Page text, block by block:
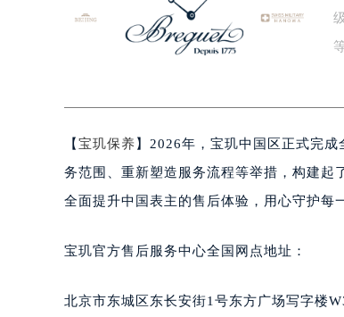
盐城市盐都区世纪大道5号
泰州市海陵区永定东路399
绍兴市越城区胜利东路379
嘉兴市南湖区广益路705号
南昌市红谷滩新区红谷中大
广州市天河区天河路230号
深圳市罗湖区深南东路
【 宝玑保养 】2026年，宝玑中国区正式完
务范围、重新塑造服务流程等举措，构建起
全面提升中国表主的售后体验，用心守护每
宝玑官方售后服务中心全国网点地址：
北京市东城区东长安街1号东方广场写字楼